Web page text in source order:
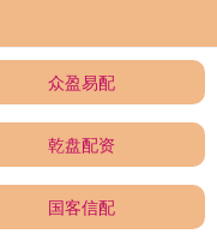
众盈易配
乾盘配资
国客信配